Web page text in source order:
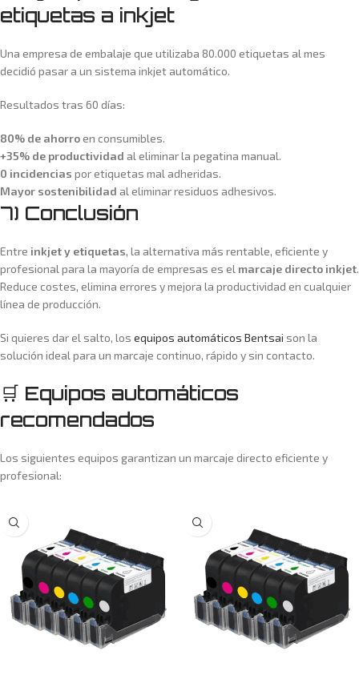
etiquetas a inkjet
Una empresa de embalaje que utilizaba 80.000 etiquetas al mes
decidió pasar a un sistema inkjet automático.
Resultados tras 60 días:
80% de ahorroen consumibles.
+35% de productividad al eliminar la pegatina manual.
0 incidencias por etiquetas mal adheridas.
Mayor sostenibilidad al eliminar residuos adhesivos.
7) Conclusión
Entre inkjet y etiquetas, la alternativa más rentable, eficiente y
profesional para la mayoría de empresas es el marcaje directo inkjet.
Reduce costes, elimina errores y mejora la productividad en cualquier
línea de producción.
Si quieres dar el salto, los equipos automáticos Bentsai son la
solución ideal para un marcaje continuo, rápido y sin contacto.
🛒 Equipos automáticos
recomendados
Los siguientes equipos garantizan un marcaje directo eficiente y
profesional: